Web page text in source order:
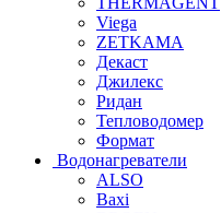
Viega
ZETKAMA
Декаст
Джилекс
Ридан
Тепловодомер
Формат
Водонагреватели
ALSO
Baxi